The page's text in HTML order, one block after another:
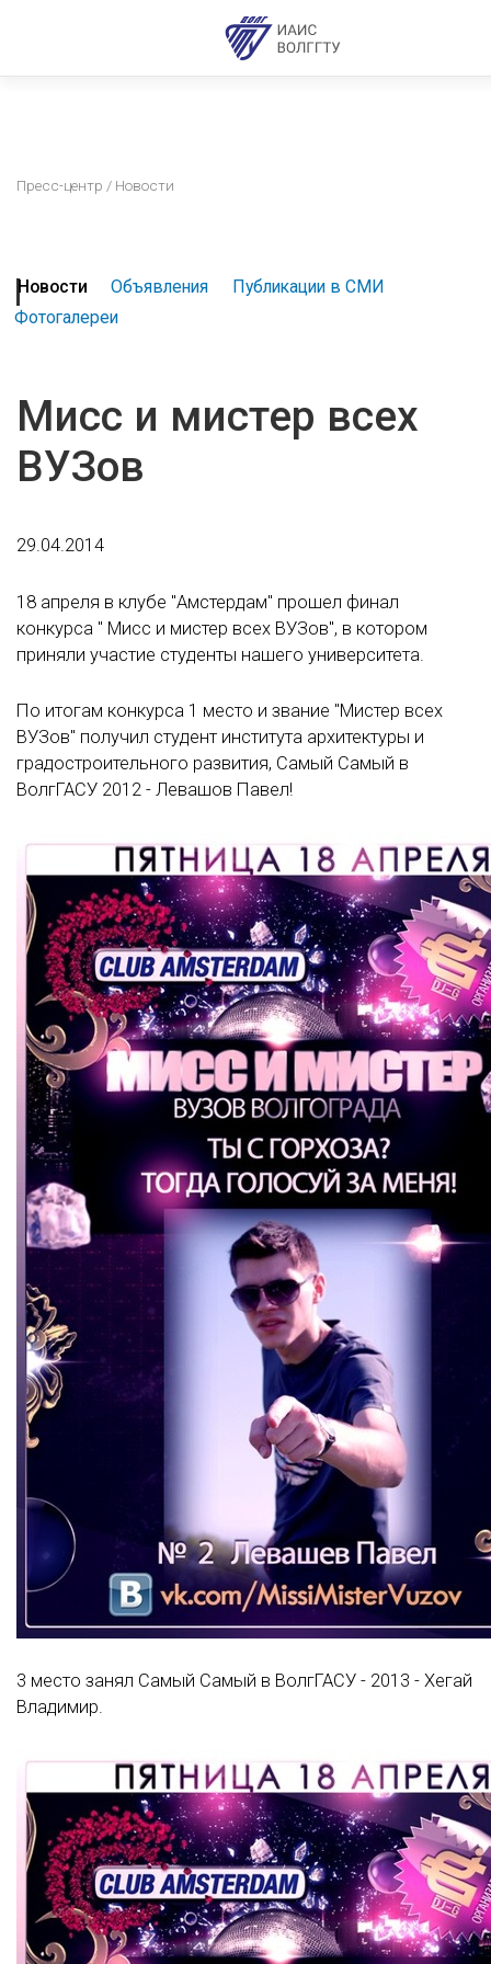
Пресс-центр / Новости
Новости Объявления
Публикации в СМИ
Фотогалереи
Мисс и мистер всех
ВУЗов
29.04.2014
18 апреля в клубе "Амстердам" прошел финал
конкурса " Мисс и мистер всех ВУЗов", в котором
приняли участие студенты нашего университета.
По итогам конкурса 1 место и звание "Мистер всех
ВУЗов" получил студент института архитектуры и
градостроительного развития, Самый Самый в
ВолгГАСУ 2012 - Левашов Павел!
3 место занял Самый Самый в ВолгГАСУ - 2013 - Хегай
Владимир.